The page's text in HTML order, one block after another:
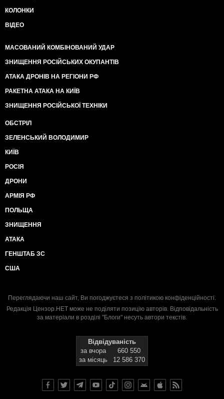
КОЛОНКИ
ВІДЕО
МАСОВАНИЙ КОМБІНОВАНИЙ УДАР
ЗНИЩЕННЯ РОСІЙСЬКИХ ОКУПАНТІВ
АТАКА ДРОНІВ НА РЕГІОНИ РФ
РАКЕТНА АТАКА НА КИЇВ
ЗНИЩЕННЯ РОСІЙСЬКОЇ ТЕХНІКИ
ОБСТРІЛ
ЗЕЛЕНСЬКИЙ ВОЛОДИМИР
КИЇВ
РОСІЯ
ДРОНИ
АРМІЯ РФ
ПОЛЬЩА
ЗНИЩЕННЯ
АТАКА
ГЕНШТАБ ЗС
США
Переглядаючи наш сайт, Ви погоджуєтеся з політикою конфіденційності.
Редакція Цензор.НЕТ може не поділяти позицію авторів. Відповідальність
за матеріали в розділі "Блоги" несуть автори текстів.
Відвідуваність
за вчора
660 550
за місяць
12 586 370